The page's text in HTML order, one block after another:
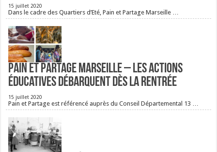
15 juillet 2020
Dans le cadre des Quartiers d’Eté, Pain et Partage Marseille …
Pain et Partage Marseille – Les actions
éducatives débarquent dès la rentrée
15 juillet 2020
Pain et Partage est référencé auprès du Conseil Départemental 13 …